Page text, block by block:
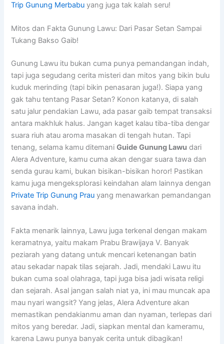
Trip Gunung Merbabu yang juga tak kalah seru!
Mitos dan Fakta Gunung Lawu: Dari Pasar Setan Sampai
Tukang Bakso Gaib!
Gunung Lawu itu bukan cuma punya pemandangan indah,
tapi juga segudang cerita misteri dan mitos yang bikin bulu
kuduk merinding (tapi bikin penasaran juga!). Siapa yang
gak tahu tentang Pasar Setan? Konon katanya, di salah
satu jalur pendakian Lawu, ada pasar gaib tempat transaksi
antara makhluk halus. Jangan kaget kalau tiba-tiba dengar
suara riuh atau aroma masakan di tengah hutan. Tapi
tenang, selama kamu ditemaniGuide Gunung Lawu dari
Alera Adventure, kamu cuma akan dengar suara tawa dan
senda gurau kami, bukan bisikan-bisikan horor! Pastikan
kamu juga mengeksplorasi keindahan alam lainnya dengan
Private Trip Gunung Prau yang menawarkan pemandangan
savana indah.
Fakta menarik lainnya, Lawu juga terkenal dengan makam
keramatnya, yaitu makam Prabu Brawijaya V. Banyak
peziarah yang datang untuk mencari ketenangan batin
atau sekadar napak tilas sejarah. Jadi, mendaki Lawu itu
bukan cuma soal olahraga, tapi juga bisa jadi wisata religi
dan sejarah. Asal jangan salah niat ya, ini mau muncak apa
mau nyari wangsit? Yang jelas, Alera Adventure akan
memastikan pendakianmu aman dan nyaman, terlepas dari
mitos yang beredar. Jadi, siapkan mental dan kameramu,
karena Lawu punya banyak cerita untuk dibagikan!